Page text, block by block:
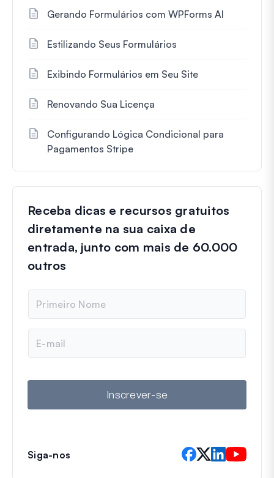
Gerando Formulários com WPForms AI
Estilizando Seus Formulários
Exibindo Formulários em Seu Site
Renovando Sua Licença
Configurando Lógica Condicional para
Pagamentos Stripe
Receba dicas e recursos gratuitos
diretamente na sua caixa de
entrada, junto com mais de 60.000
outros
m
e
m
i
Inscrever-se
Siga-nos